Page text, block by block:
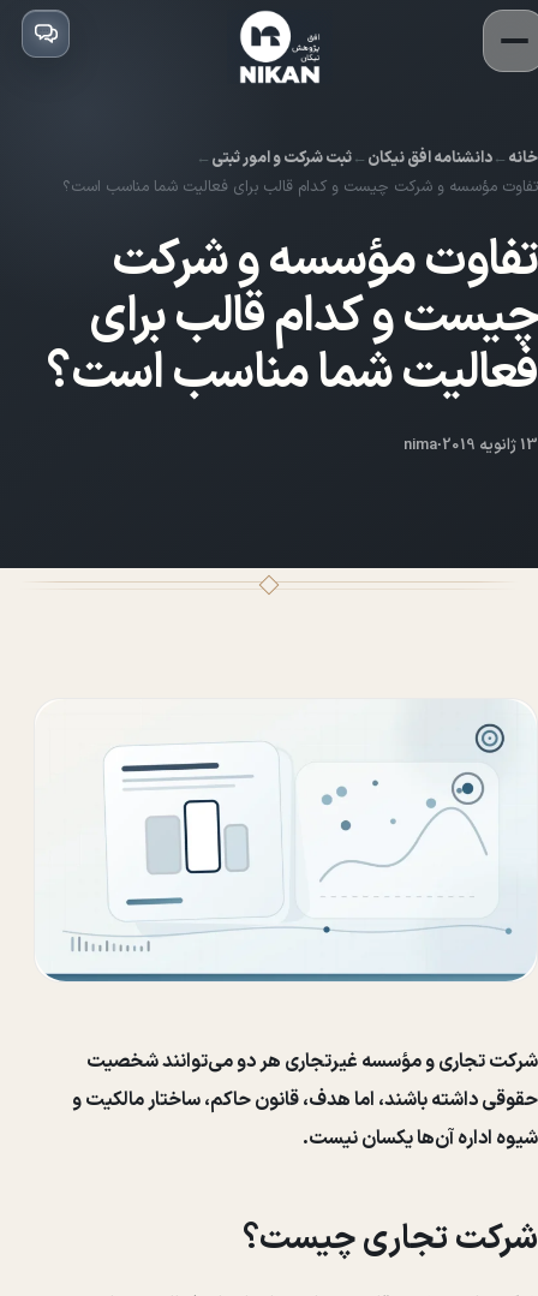
خانه دانشنامه افق نیکان
ثبت شرکت و امور ثبتی
تفاوت مؤسسه و شرکت چیست و کدام قالب برای فعالیت شما مناسب است؟
تفاوت مؤسسه و شرکت
چیست و کدام قالب برای
فعالیت شما مناسب است؟
13 ژانویه 2019 ·
nima
شرکت تجاری و مؤسسه غیرتجاری هر دو می‌توانند شخصیت
حقوقی داشته باشند، اما هدف، قانون حاکم، ساختار مالکیت و
شیوه اداره آن‌ها یکسان نیست.
شرکت تجاری چیست؟